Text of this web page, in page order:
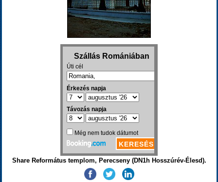
Share Református templom, Perecseny (DN1h Hosszúrév-Élesd).